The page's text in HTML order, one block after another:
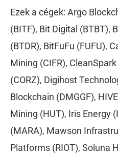
Ezek a cégek: Argo
(BITF), Bit Digital (BTBT),
(BTDR), BitFuFu (FUFU),
Mining (CIFR),
(CORZ), Digihost
Blockchain (DMGGF),
Mining (HUT), Iris Energy
(MARA), Mawson
Platforms (RIOT), Soluna